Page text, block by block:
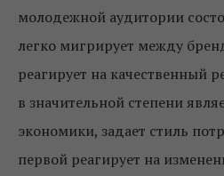
молодежной аудитории
легко мигрирует между
реагирует на качественный
в значительной степени
экономики, задает стиль
первой реагирует на